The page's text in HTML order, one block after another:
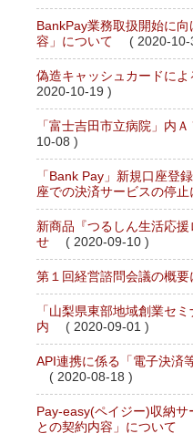
BankPay業務取扱開始に
容」について
( 2020-10-
偽造キャッシュカードに
2020-10-19 )
「富士吉田市立病院」内
10-08 )
「Bank Pay」新規口座登
座での決済サービスの停止
新商品『つるしん生活応
せ
( 2020-09-10 )
第１回経営諮問会議の概要
「山梨県東部地域創業セ
内
( 2020-09-01 )
API連携に係る「電子決済
( 2020-08-18 )
Pay-easy(ペイジー)収納
との契約内容」について